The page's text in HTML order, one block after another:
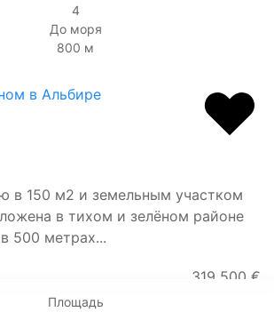
4
До моря
800 м
в Альбире
в 150 м2 и земельным участком
в тихом и зелёном районе
500 метрах...
319 500 €
Площадь